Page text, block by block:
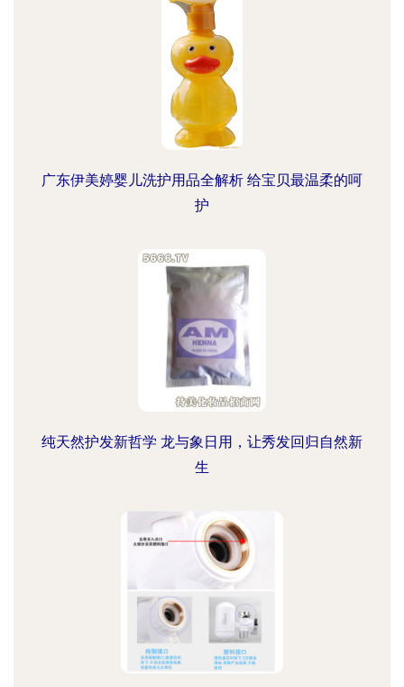
广东伊美婷婴儿洗护用品全解析 给宝贝最温柔的呵
护
纯天然护发新哲学 龙与象日用，让秀发回归自然新
生